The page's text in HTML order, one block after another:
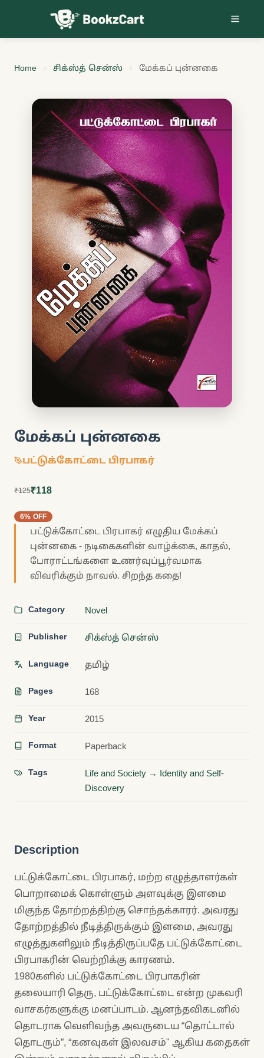
Skip to content
Home சிக்ஸ்த் சென்ஸ் மேக்கப் புன்னகை
மேக்கப் புன்னகை
பட்டுக்கோட்டை பிரபாகர்
₹125₹118
6% OFF
பட்டுக்கோட்டை பிரபாகர் எழுதிய மேக்கப்
புன்னகை - நடிகைகளின் வாழ்க்கை, காதல்,
போராட்டங்களை உணர்வுப்பூர்வமாக
விவரிக்கும் நாவல். சிறந்த கதை!
Category Novel
Publisher சிக்ஸ்த் சென்ஸ்
Language தமிழ்
Pages 168
Year 2015
Format Paperback
Tags
Life and Society → Identity and Self-
Discovery
Description
பட்டுக்கோட்டை பிரபாகர், மற்ற எழுத்தாளர்கள்
பொறாமைக் கொள்ளும் அளவுக்கு இளமை
மிகுந்த தோற்றத்திற்கு சொந்தக்காரர். அவரது
தோற்றத்தில் நீடித்திருக்கும் இளமை, அவரது
எழுத்துகளிலும் நீடித்திருப்பதே பட்டுக்கோட்டை
பிரபாகரின் வெற்றிக்கு காரணம்.
1980களில் பட்டுக்கோட்டை பிரபாகரின்
தலையாரி தெரு, பட்டுக்கோட்டை என்ற முகவரி
வாசகர்களுக்கு மனப்பாடம். ஆனந்தவிகடனில்
தொடராக வெளிவந்த அவருடைய “தொட்டால்
தொடரும்”, “கனவுகள் இலவசம்" ஆகிய கதைகள்